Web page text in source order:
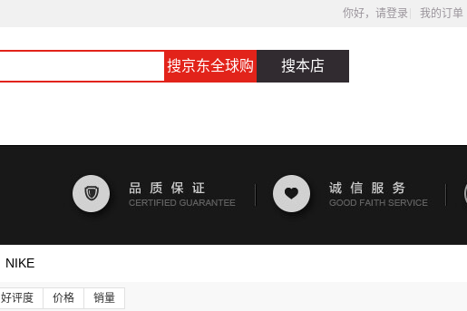
你好，请登录 我的订单
搜京东全球购 搜本店
NIKE
好评度 价格 销量